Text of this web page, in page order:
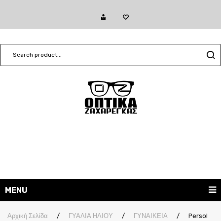
MENU
ΓΥΑΛΙΑ ΗΛΙΟΥ
Αρχική Σελίδα / ΓΥΑΛΙΑ ΗΛΙΟΥ / ΓΥΝΑΙΚΕΙΑ /
Persol